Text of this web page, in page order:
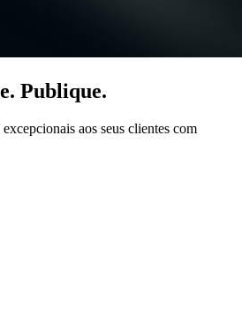
Publique.
aos seus clientes com